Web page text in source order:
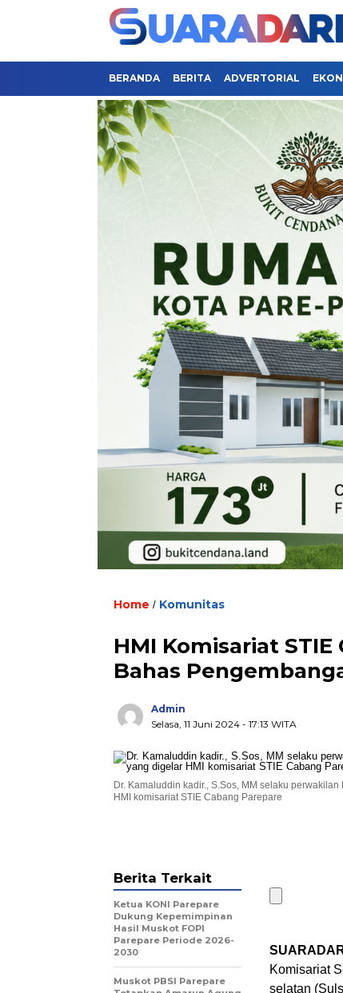
BERANDA BERITA ADVERTORIAL
Home / Komunitas
HMI Komisariat
Bahas
Admin
Selasa, 11 Juni 2024 - 17:13 WITA
Dr. Kamaluddin kadir., S.Sos, MM selaku
HMI komisariat STIE Cabang Parepare
Komisariat
selatan
Berita Terkait
Ketua KONI Parepare
Dukung Kepemimpinan
Hasil Muskot FOPI
Parepare Periode 2026-
2030
Muskot PBSI Parepare